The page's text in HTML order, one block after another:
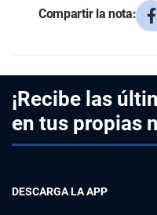
Compartir la nota:
¡Recibe las
en tus propias
DESCARGA LA APP